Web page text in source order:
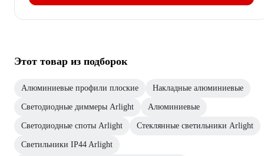
Этот товар из подборок
Алюминиевые профили плоские Накладные алюминиевые
Светодиодные диммеры Arlight Алюминиевые
Светодиодные споты Arlight Стеклянные светильники Arlight
Светильники IP44 Arlight